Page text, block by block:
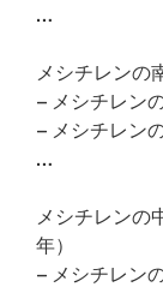
…
メシチレンの
– メシチレン
– メシチレン
…
メシチレンの
年）
– メシチレン